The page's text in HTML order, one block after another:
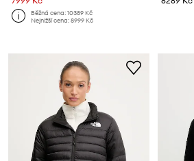
Běžná cena:10389 Kč
Nejnižší cena:8999 Kč